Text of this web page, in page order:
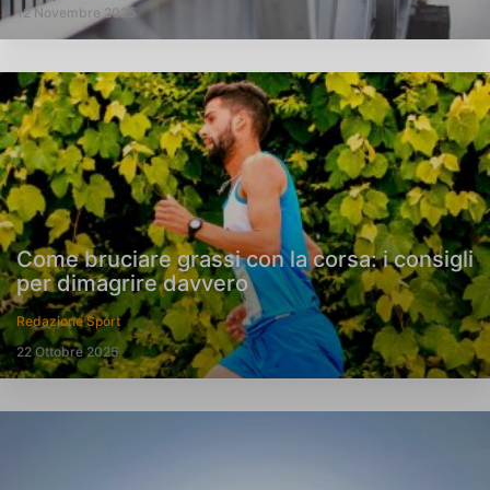
12 Novembre 2025
Come bruciare grassi con la corsa: i consigli
per dimagrire davvero
Redazione Sport
22 Ottobre 2025